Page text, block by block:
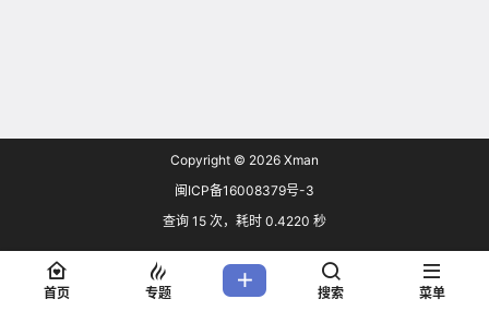
Copyright © 2026 Xman
闽ICP备16008379号-3
查询 15 次，耗时 0.4220 秒
首页 专题 搜索 菜单